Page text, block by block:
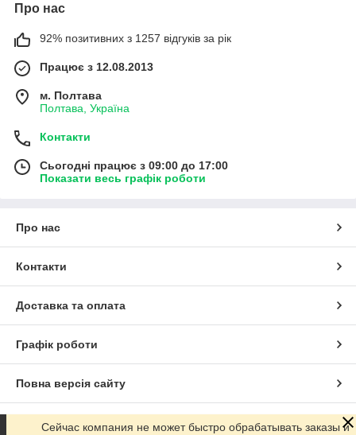
Про нас
92% позитивних з 1257 відгуків за рік
Працює з 12.08.2013
м. Полтава
Полтава, Україна
Контакти
Сьогодні працює з 09:00 до 17:00
Показати весь графік роботи
Про нас
Контакти
Доставка та оплата
Графік роботи
Повна версія сайту
Сайт створено на маркетплейсі Prom.ua
Сейчас компания не может быстро обрабатывать заказы и